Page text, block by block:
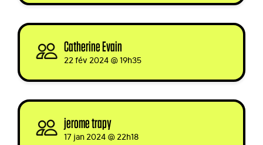
Catherine Evain
22 fév 2024 @ 19h35
jerome trapy
17 jan 2024 @ 22h18